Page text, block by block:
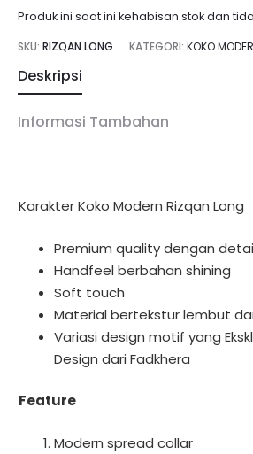
Produk ini saat ini kehabisan stok dan
SKU: RIZQAN LONG KATEGORI: KOKO
Deskripsi
Informasi Tambahan
Karakter Koko Modern Rizqan Long
Premium quality dengan
Handfeel berbahan shining
Soft touch
Material bertekstur lembut
Variasi design motif yang
Design dari Fadkhera
Feature
Modern spread collar